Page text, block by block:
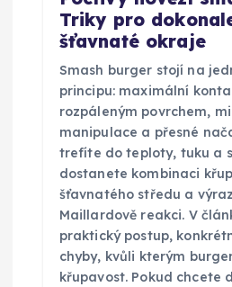
Triky pro
šťavnaté okraje
Smash burger stojí na
principu: maximální
rozpáleným povrchem,
manipulace a přesné
trefíte do teploty, tuku a
dostanete kombinaci
šťavnatého středu a
Maillardově reakci. V
praktický postup,
chyby, kvůli kterým
křupavost. Pokud chcete